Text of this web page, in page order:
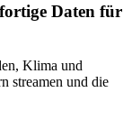
Daten für
Klima und
streamen und die